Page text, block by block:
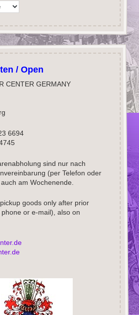
/ Open
CENTER GERMANY
6694
sind nur nach
(per Telefon oder
am Wochenende.
goods only after prior
or e-mail), also on